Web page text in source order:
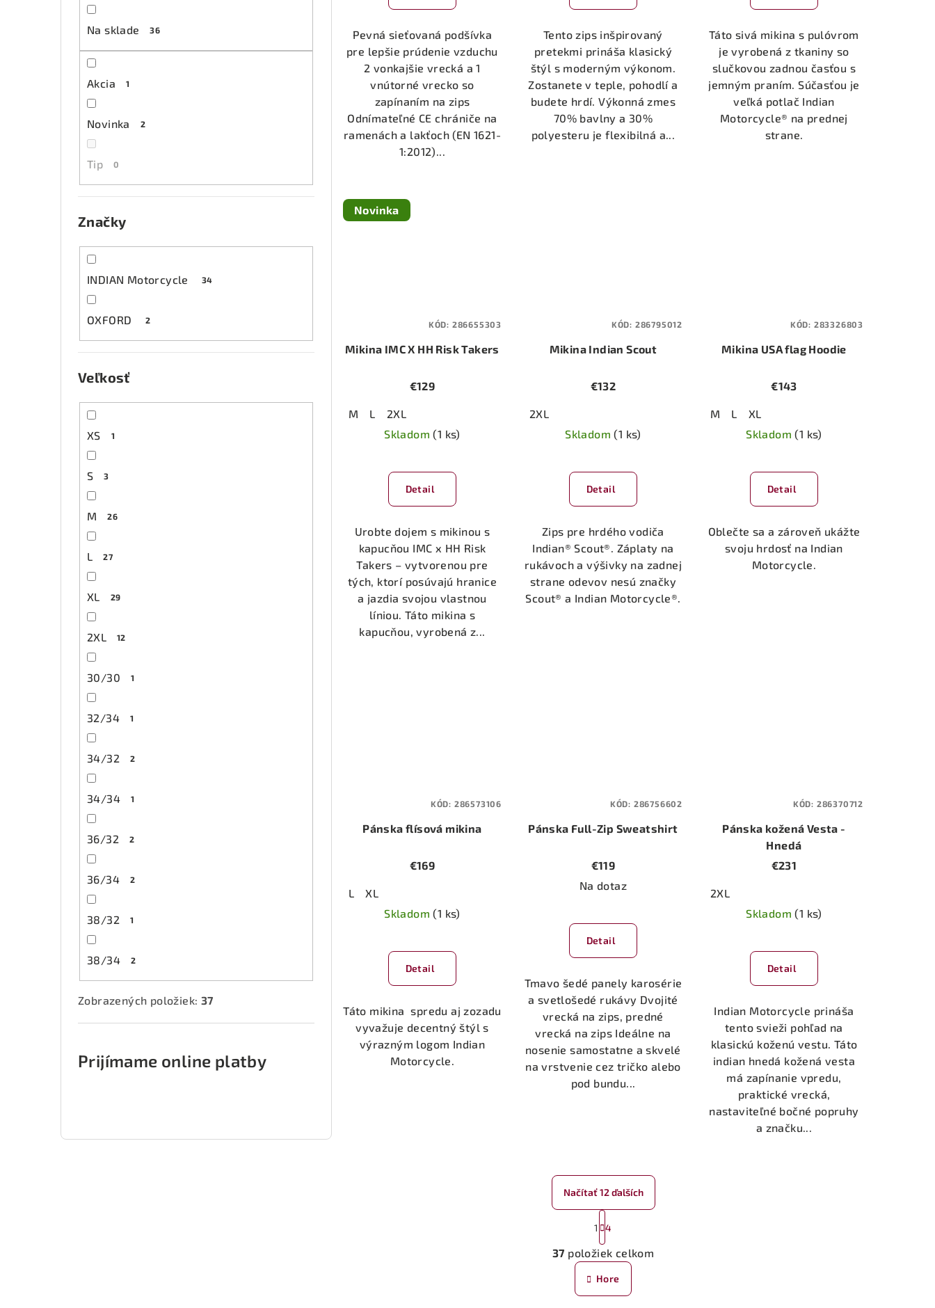
Na sklade 36
Akcia 1
Novinka 2
Tip 0
Značky
INDIAN Motorcycle 34
OXFORD 2
Veľkosť
XS 1
S 3
M 26
L 27
XL 29
2XL 12
30/30 1
32/34 1
34/32 2
34/34 1
36/32 2
36/34 2
38/32 1
38/34 2
Zobrazených položiek: 37
Prijímame online platby
Pevná sieťovaná podšívka
pre lepšie prúdenie vzduchu
2 vonkajšie vrecká a 1
vnútorné vrecko so
zapínaním na zips
Odnímateľné CE chrániče na
ramenách a lakťoch (EN 1621-
1:2012)...
Tento zips inšpirovaný
pretekmi prináša klasický
štýl s moderným výkonom.
Zostanete v teple, pohodlí a
budete hrdí. Výkonná zmes
70% bavlny a 30%
polyesteru je flexibilná a...
Táto sivá mikina s pulóvrom
je vyrobená z tkaniny so
slučkovou zadnou časťou s
jemným praním. Súčasťou je
veľká potlač Indian
Motorcycle® na prednej
strane.
Novinka
Mikina IMC X HH Risk Takers
€129
M L
2XL
Skladom(1 ks)
Detail
Urobte dojem s mikinou s
kapucňou IMC x HH Risk
Takers – vytvorenou pre
tých, ktorí posúvajú hranice
a jazdia svojou vlastnou
líniou. Táto mikina s
kapucňou, vyrobená z...
KÓD: 286655303
Mikina Indian Scout
€132
2XL
Skladom(1 ks)
Detail
Zips pre hrdého vodiča
Indian® Scout®. Záplaty na
rukávoch a výšivky na zadnej
strane odevov nesú značky
Scout® a Indian Motorcycle®.
KÓD: 286795012
Mikina USA flag Hoodie
€143
M L
XL
Skladom(1 ks)
Detail
Oblečte sa a zároveň ukážte
svoju hrdosť na Indian
Motorcycle.
KÓD: 283326803
Pánska flísová mikina
€169
L
XL
Skladom(1 ks)
hodnotenie
produktu
je
hviezdičiek.
Detail
Táto mikina spredu aj zozadu
vyvažuje decentný štýl s
výrazným logom Indian
Motorcycle.
KÓD: 286573106
Pánska Full-Zip Sweatshirt
€119
Na dotaz
Detail
Tmavo šedé panely karosérie
a svetlošedé rukávy Dvojité
vrecká na zips, predné
vrecká na zips Ideálne na
nosenie samostatne a skvelé
na vrstvenie cez tričko alebo
pod bundu...
KÓD: 286756602
Pánska kožená Vesta -
Hnedá
€231
2XL
Skladom(1 ks)
Detail
Indian Motorcycle prináša
tento svieži pohľad na
klasickú koženú vestu. Táto
indian hnedá kožená vesta
má zapínanie vpredu,
praktické vrecká,
nastaviteľné bočné popruhy
a značku...
KÓD: 286370712
O
v
l
á
Načítať 12 ďalších
S
t
r
á
n
k
1 4
37 položiek celkom
Hore